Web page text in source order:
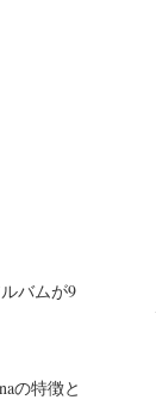
バムが9
の特徴と